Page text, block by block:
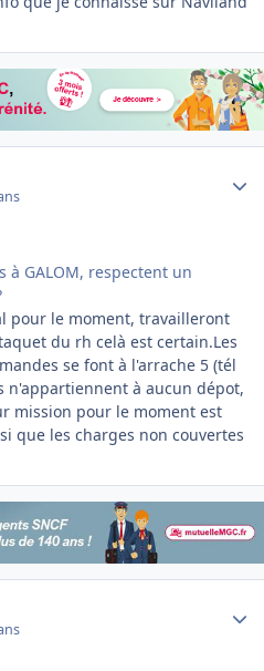
à GALOM, respectent un
pour le moment, travailleront
du rh celà est certain.Les
se font à l'arrache 5 (tél
n'appartiennent à aucun dépot,
mission pour le moment est
que les charges non couvertes